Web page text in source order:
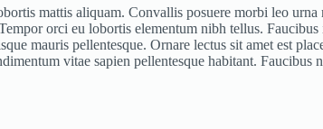
mattis aliquam. Convallis posuere morbi leo
orci eu lobortis elementum nibh tellus.
mauris pellentesque. Ornare lectus sit amet est
vitae sapien pellentesque habitant. Faucibus